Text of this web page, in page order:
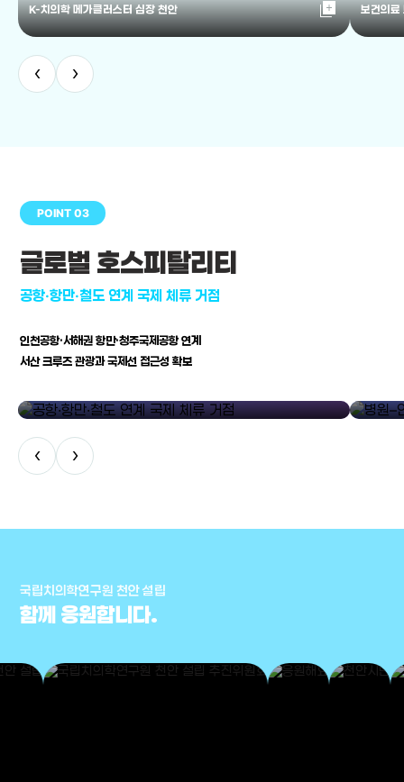
K-치의학 메가클러스터 심장 천안 library_add 보건의료
‹ ›
POINT 03
글로벌 호스피탈리티
공항·항만·철도 연계 국제 체류 거점
인천공항·서해권 항만·청주국제공항 연계
서산 크루즈 관광과 국제선 접근성 확보
‹ ›
국립치의학연구원 천안 설립
함께 응원합니다.